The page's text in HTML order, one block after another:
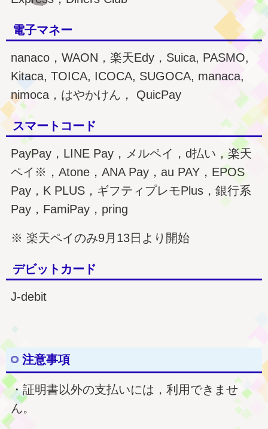
電子マネー
nanaco，WAON，楽天Edy，Suica, PASMO,
Kitaca, TOICA, ICOCA, SUGOCA, manaca,
nimoca，はやかけん， QuicPay
スマートコード
PayPay，LINE Pay，メルペイ，d払い，楽天
ペイ※，Atone，ANA Pay，au PAY，EPOS
Pay，K PLUS，ギフティプレモPlus，銀行系
Pay，FamiPay，pring
※ 楽天ペイのみ9月13日より開始
デビットカード
J-debit
注意事項
・証明書以外の支払いには，利用できませ
ん。